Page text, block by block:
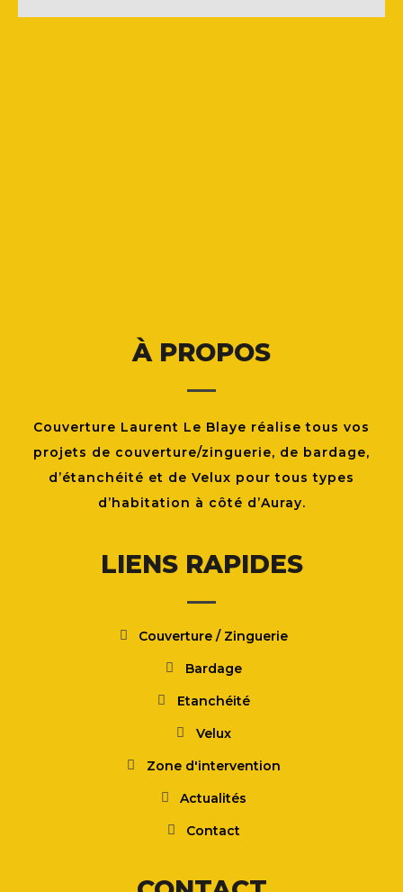
À PROPOS
Couverture Laurent Le Blaye réalise tous vos
projets de couverture/zinguerie, de bardage,
d’étanchéité et de Velux pour tous types
d’habitation à côté d’Auray.
LIENS RAPIDES
Couverture / Zinguerie
Bardage
Etanchéité
Velux
Zone d'intervention
Actualités
Contact